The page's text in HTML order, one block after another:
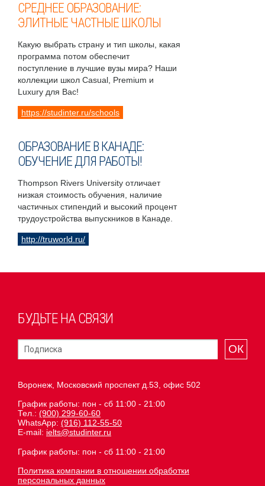
СРЕДНЕЕ ОБРАЗОВАНИЕ:
ЭЛИТНЫЕ ЧАСТНЫЕ ШКОЛЫ
Какую выбрать страну и тип школы, какая
программа потом обеспечит
поступление в лучшие вузы мира? Наши
коллекции школ Casual, Premium и
Luxury для Вас!
https://studinter.ru/schools
ОБРАЗОВАНИЕ В КАНАДЕ:
ОБУЧЕНИЕ ДЛЯ РАБОТЫ!
Thompson Rivers University отличает
низкая стоимость обучения, наличие
частичных стипендий и высокий процент
трудоустройства выпускников в Канаде.
http://truworld.ru/
БУДЬТЕ НА СВЯЗИ
ОК
Воронеж, Московский проспект д.53, офис 502
График работы: пон - сб 11:00 - 21:00
Тел.: (900) 299-60-60
WhatsApp: (916) 112-55-50
E-mail: ielts@studinter.ru
График работы: пон - сб 11:00 - 21:00
Политика компании в отношении обработки
персональных данных